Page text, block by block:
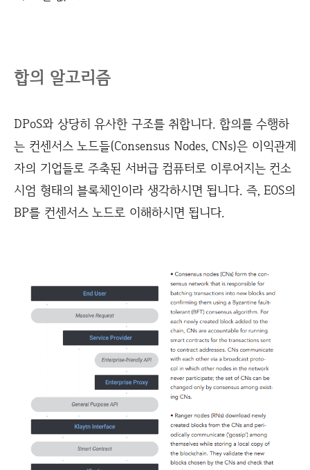
합의 알고리즘
DPoS와 상당히 유사한 구조를 취합니다. 합의를 수행하
는 컨센서스 노드들(Consensus Nodes, CNs)은 이익관계
자의 기업들로 주축된 서버급 컴퓨터로 이루어지는 컨소
시엄 형태의 블록체인이라 생각하시면 됩니다. 즉, EOS의
BP를 컨센서스 노드로 이해하시면 됩니다.